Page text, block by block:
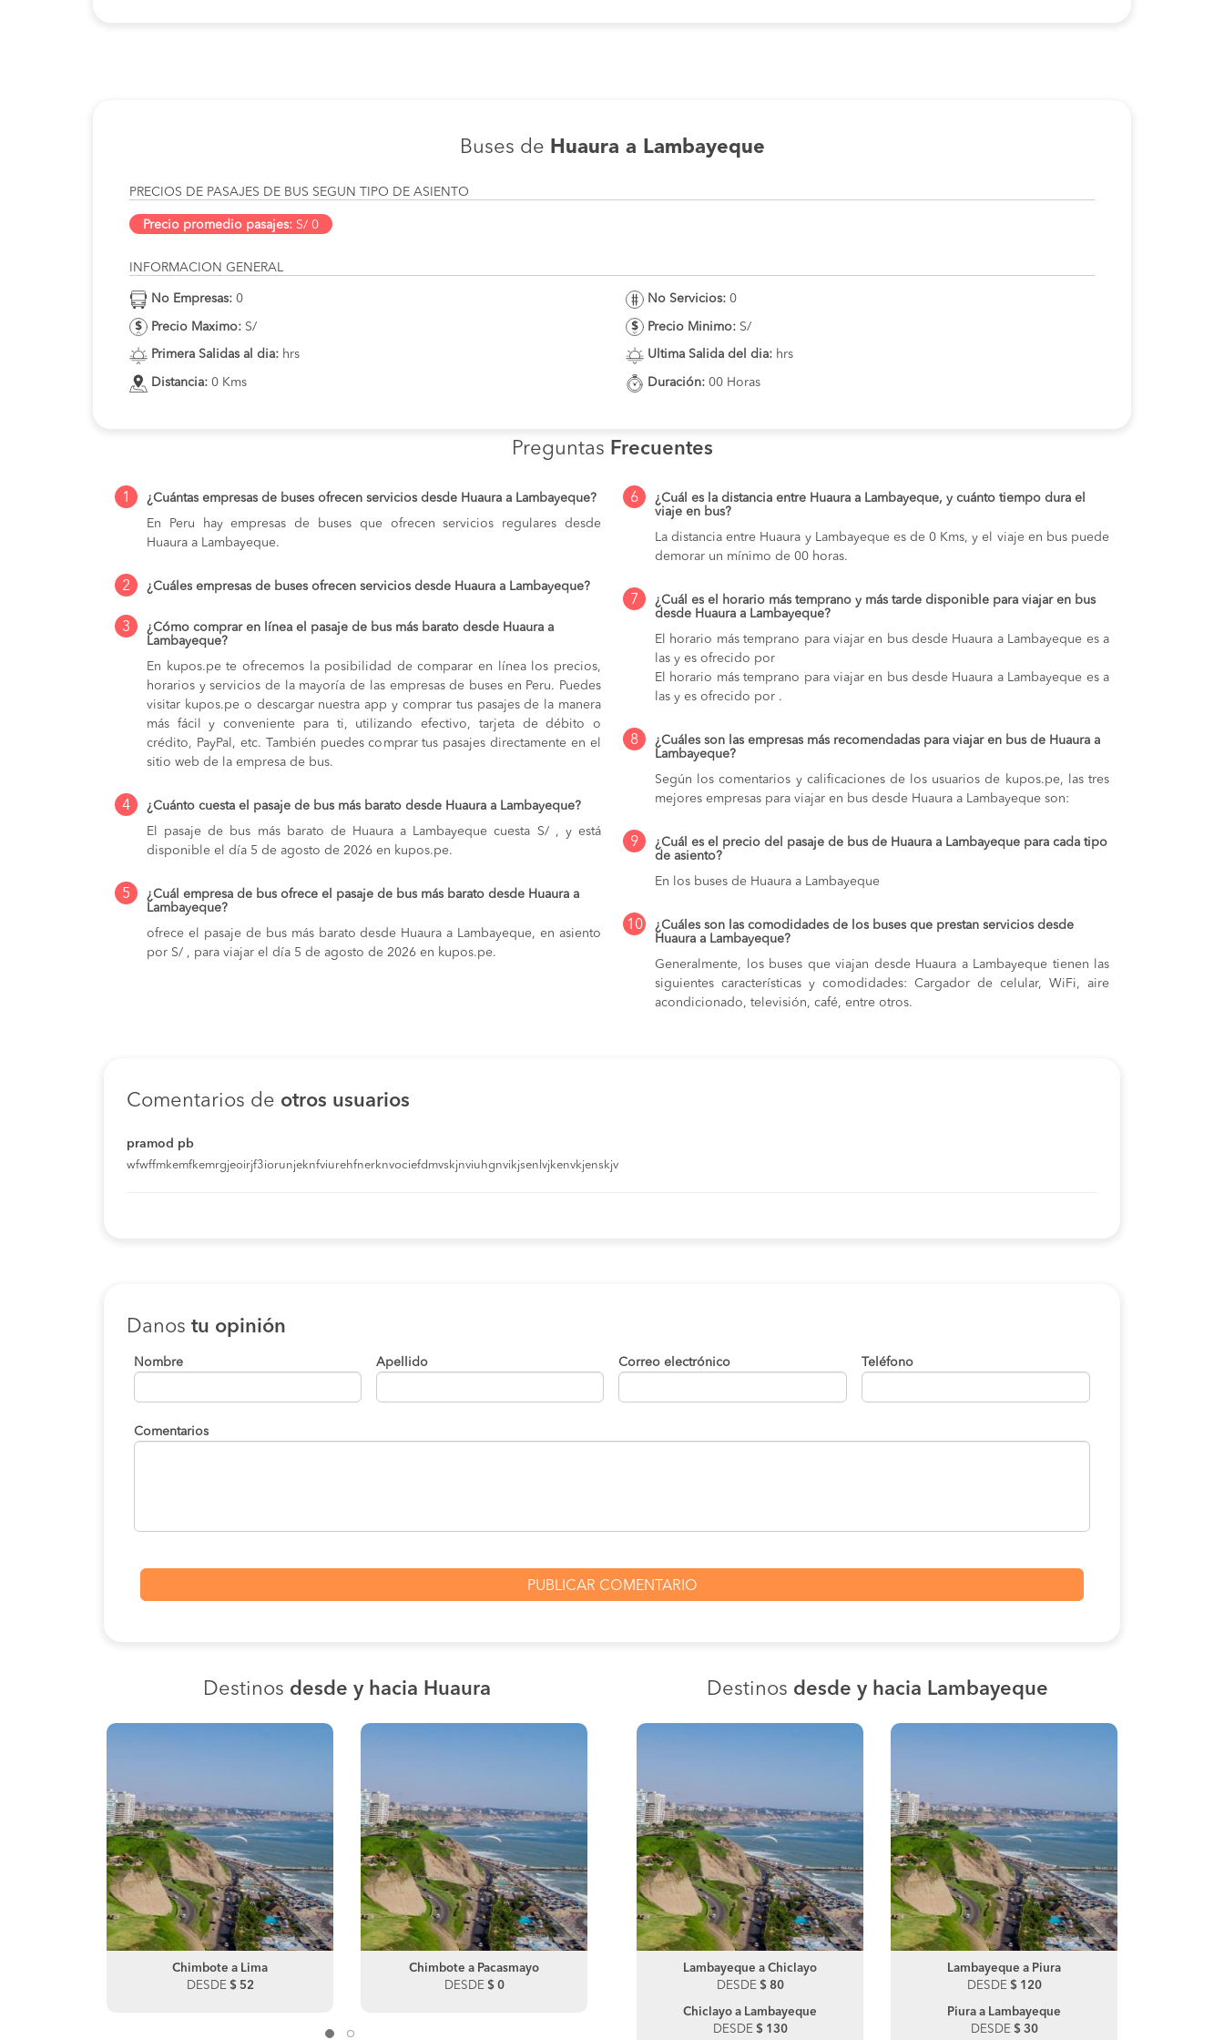
Buses de Huaura a Lambayeque
PRECIOS DE PASAJES DE BUS SEGUN TIPO DE ASIENTO
Precio promedio pasajes: S/ 0
INFORMACION GENERAL
No Empresas: 0
Precio Maximo: S/
Primera Salidas al dia: hrs
Distancia: 0 Kms
No Servicios: 0
Precio Minimo: S/
Ultima Salida del dia: hrs
Duración: 00 Horas
Preguntas Frecuentes
1
¿Cuántas empresas de buses ofrecen servicios desde Huaura a Lambayeque?
En Peru hay empresas de buses que ofrecen servicios regulares desde
Huaura a Lambayeque.
2 ¿Cuáles empresas de buses ofrecen servicios desde Huaura a Lambayeque?
3
¿Cómo comprar en línea el pasaje de bus más barato desde Huaura a
Lambayeque?
En kupos.pe te ofrecemos la posibilidad de comparar en línea los precios,
horarios y servicios de la mayoría de las empresas de buses en Peru. Puedes
visitar kupos.pe o descargar nuestra app y comprar tus pasajes de la manera
más fácil y conveniente para ti, utilizando efectivo, tarjeta de débito o
crédito, PayPal, etc. También puedes comprar tus pasajes directamente en el
sitio web de la empresa de bus.
4
¿Cuánto cuesta el pasaje de bus más barato desde Huaura a Lambayeque?
El pasaje de bus más barato de Huaura a Lambayeque cuesta S/ , y está
disponible el día 5 de agosto de 2026 en kupos.pe.
5
¿Cuál empresa de bus ofrece el pasaje de bus más barato desde Huaura a
Lambayeque?
ofrece el pasaje de bus más barato desde Huaura a Lambayeque, en asiento
por S/ , para viajar el día 5 de agosto de 2026 en kupos.pe.
6
¿Cuál es la distancia entre Huaura a Lambayeque, y cuánto tiempo dura el
viaje en bus?
La distancia entre Huaura y Lambayeque es de 0 Kms, y el viaje en bus puede
demorar un mínimo de 00 horas.
7
¿Cuál es el horario más temprano y más tarde disponible para viajar en bus
desde Huaura a Lambayeque?
El horario más temprano para viajar en bus desde Huaura a Lambayeque es a
las y es ofrecido por
El horario más temprano para viajar en bus desde Huaura a Lambayeque es a
las y es ofrecido por .
8
¿Cuáles son las empresas más recomendadas para viajar en bus de Huaura a
Lambayeque?
Según los comentarios y calificaciones de los usuarios de kupos.pe, las tres
mejores empresas para viajar en bus desde Huaura a Lambayeque son:
9
¿Cuál es el precio del pasaje de bus de Huaura a Lambayeque para cada tipo
de asiento?
En los buses de Huaura a Lambayeque
10
¿Cuáles son las comodidades de los buses que prestan servicios desde
Huaura a Lambayeque?
Generalmente, los buses que viajan desde Huaura a Lambayeque tienen las
siguientes características y comodidades: Cargador de celular, WiFi, aire
acondicionado, televisión, café, entre otros.
Comentarios de otros usuarios
pramod pb
wfwffmkemfkemrgjeoirjf3iorunjeknfviurehfnerknvociefdmvskjnviuhgnvikjsenlvjkenvkjenskjv
Danos tu opinión
Nombre Apellido Correo electrónico Teléfono
Comentarios
Destinos desde y hacia Huaura
Chimbote a Lima
DESDE $ 52
Chimbote a Pacasmayo
DESDE $ 0
Chimbote a Trujillo
DESDE$ 50
Chimbote a Lima
DESDE $ 52
Destinos desde y hacia Lambayeque
Lambayeque a Piura
DESDE$ 120
Lambayeque a Motupe
DESDE$ 160
Lambayeque a Chiclayo
DESDE $ 80
Chiclayo a Lambayeque
DESDE $ 130
Lambayeque a Piura
DESDE $ 120
Piura a Lambayeque
DESDE $ 30